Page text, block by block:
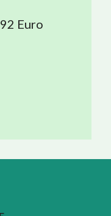
Euro